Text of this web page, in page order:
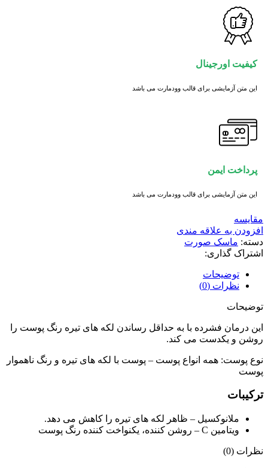
کیفیت اورجینال
این متن آزمایشی برای قالب وودمارت می باشد
پرداخت ایمن
این متن آزمایشی برای قالب وودمارت می باشد
مقايسه
افزودن به علاقه مندی
دسته: ماسک صورت
اشتراک گذاری:
توضیحات
نظرات (0)
توضیحات
این درمان فشرده با به حداقل رساندن لکه های تیره رنگ پوست را
روشن و یکدست می کند.
نوع پوست: همه انواع پوست – پوست با لکه های تیره و رنگ ناهموار
پوست
ترکیبات
ملانوکسیل – ظاهر لکه های تیره را کاهش می دهد.
ویتامین C – روشن کننده، یکنواخت کننده رنگ پوست
نظرات (0)